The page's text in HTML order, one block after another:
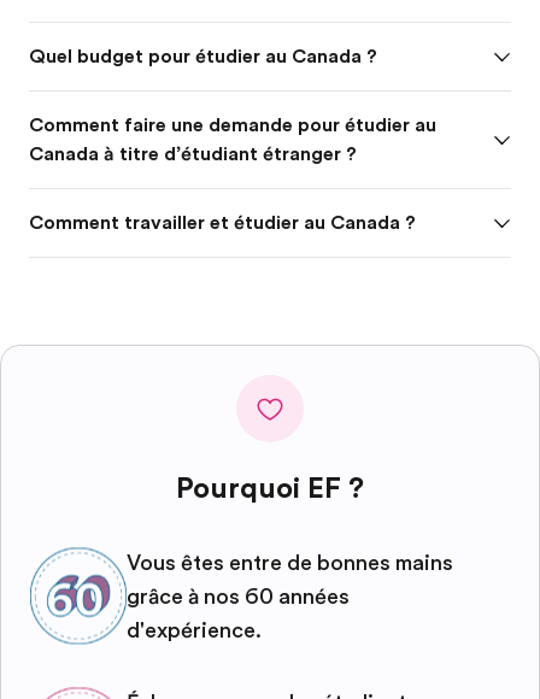
Quel budget pour étudier au Canada ?
Comment faire une demande pour étudier au
Canada à titre d’étudiant étranger ?
Comment travailler et étudier au Canada ?
Pourquoi EF ?
Vous êtes entre de bonnes mains
grâce à nos 60 années
d'expérience.